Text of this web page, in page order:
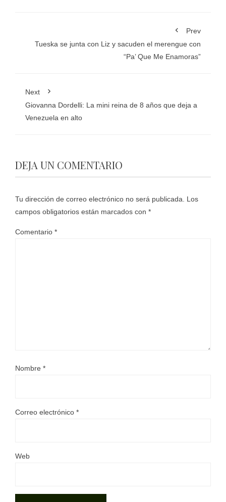
Prev
Tueska se junta con Liz y sacuden el merengue con
“Pa’ Que Me Enamoras”
Next
Giovanna Dordelli: La mini reina de 8 años que deja a
Venezuela en alto
DEJA UN COMENTARIO
Tu dirección de correo electrónico no será publicada. Los
campos obligatorios están marcados con *
Comentario *
Nombre *
Correo electrónico *
Web